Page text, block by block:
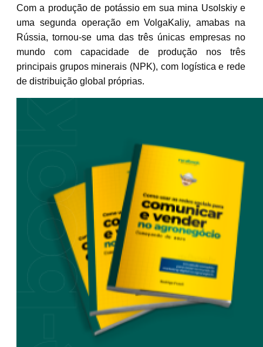
Com a produção de potássio em sua mina Usolskiy e
uma segunda operação em VolgaKaliy, amabas na
Rússia, tornou-se uma das três únicas empresas no
mundo com capacidade de produção nos três
principais grupos minerais (NPK), com logística e rede
de distribuição global próprias.